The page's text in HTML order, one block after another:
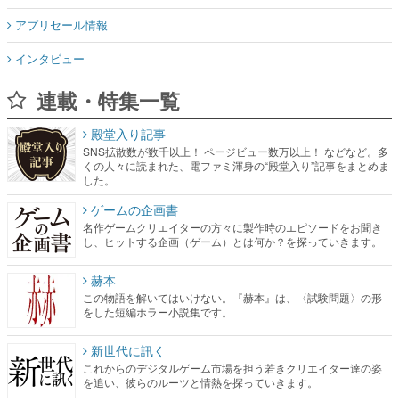
アプリセール情報
インタビュー
連載・特集一覧
殿堂入り記事
SNS拡散数が数千以上！ ページビュー数万以上！ などなど。多
くの人々に読まれた、電ファミ渾身の“殿堂入り”記事をまとめま
した。
ゲームの企画書
名作ゲームクリエイターの方々に製作時のエピソードをお聞き
し、ヒットする企画（ゲーム）とは何か？を探っていきます。
赫本
この物語を解いてはいけない。『赫本』は、〈試験問題〉の形
をした短編ホラー小説集です。
新世代に訊く
これからのデジタルゲーム市場を担う若きクリエイター達の姿
を追い、彼らのルーツと情熱を探っていきます。